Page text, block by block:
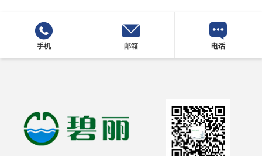
手机 邮箱 电话